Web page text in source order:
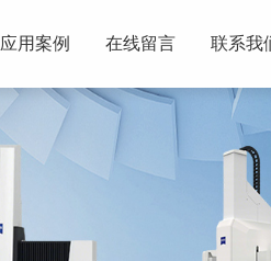
应用案例 在线留言 联系我